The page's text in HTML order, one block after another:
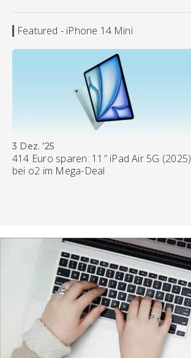
Featured - iPhone 14 Mini
3 Dez. ’25
414 Euro sparen: 11″ iPad Air 5G (2025)
bei o2 im Mega-Deal